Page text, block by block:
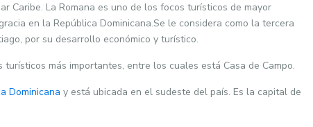
Caribe. La Romana es uno de los focos turísticos de mayor
en la República Dominicana.Se le considera como la tercera
por su desarrollo económico y turístico.
más importantes, entre los cuales está Casa de Campo.
Dominicana y está ubicada en el sudeste del país. Es la capital de